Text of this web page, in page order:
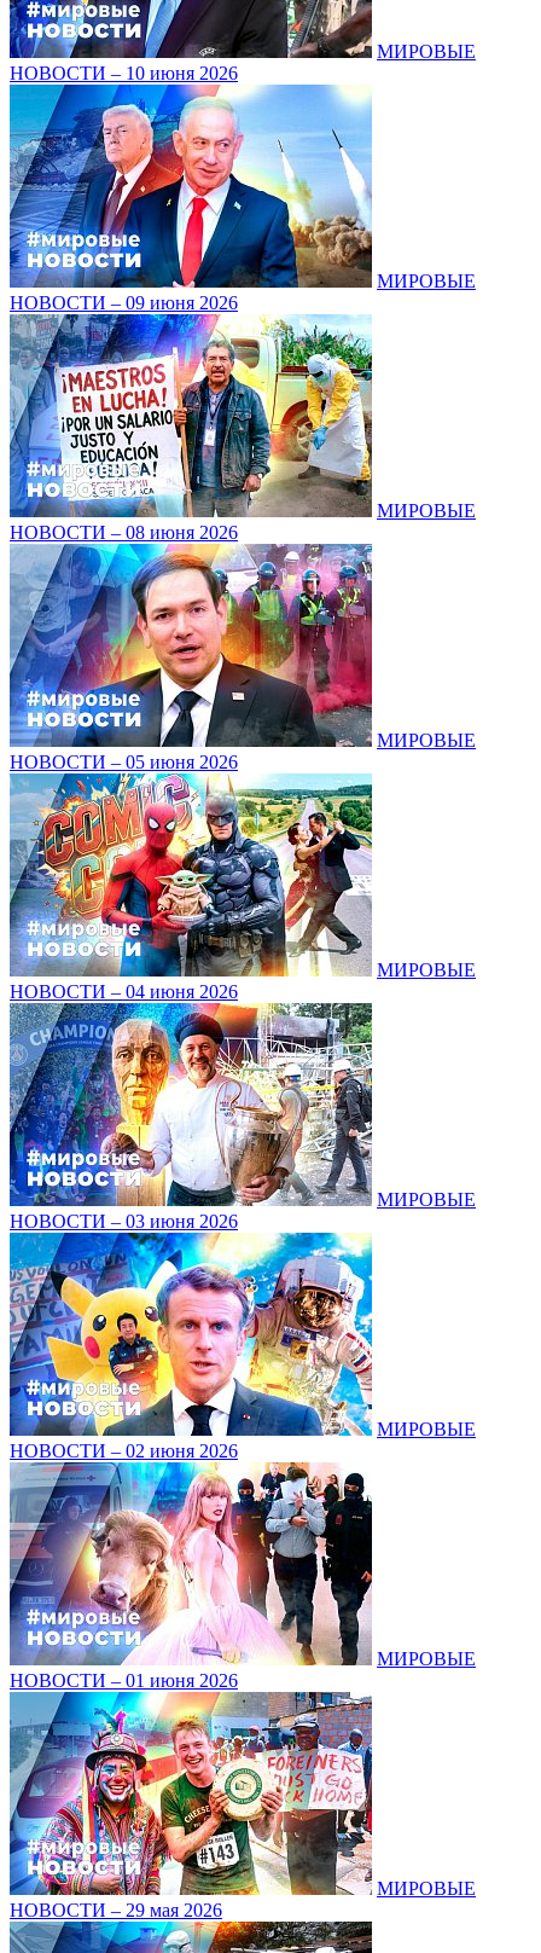
МИРОВЫЕ
НОВОСТИ – 10 июня 2026
МИРОВЫЕ
НОВОСТИ – 09 июня 2026
МИРОВЫЕ
НОВОСТИ – 08 июня 2026
МИРОВЫЕ
НОВОСТИ – 05 июня 2026
МИРОВЫЕ
НОВОСТИ – 04 июня 2026
МИРОВЫЕ
НОВОСТИ – 03 июня 2026
МИРОВЫЕ
НОВОСТИ – 02 июня 2026
МИРОВЫЕ
НОВОСТИ – 01 июня 2026
МИРОВЫЕ
НОВОСТИ – 29 мая 2026